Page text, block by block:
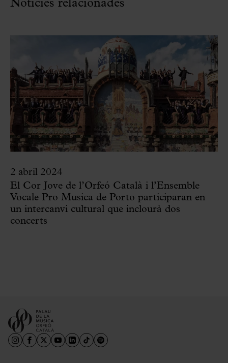
Notícies relacionades
2 abril 2024
El Cor Jove de l’Orfeó Català i l’Ensemble
Vocale Pro Musica de Porto participaran en
un intercanvi cultural que inclourà dos
concerts